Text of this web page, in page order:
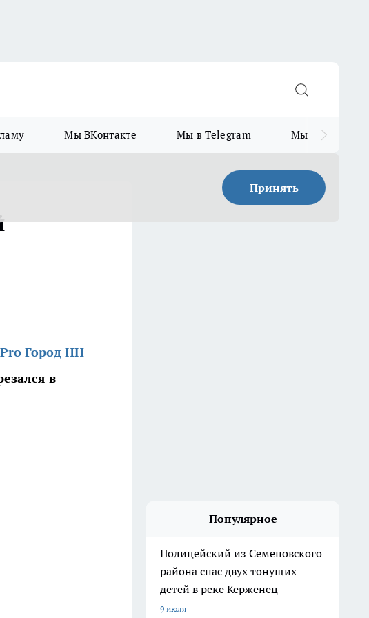
Мы ВКонтакте Мы в Telegram Мы в MAX
Принять
Город НН
в
Популярное
Полицейский из Семеновского
района спас двух тонущих
детей в реке Керженец
9 июля